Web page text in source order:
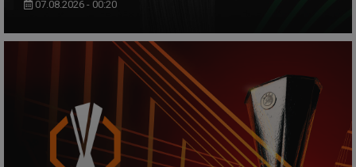
07.08.2026 - 00:20